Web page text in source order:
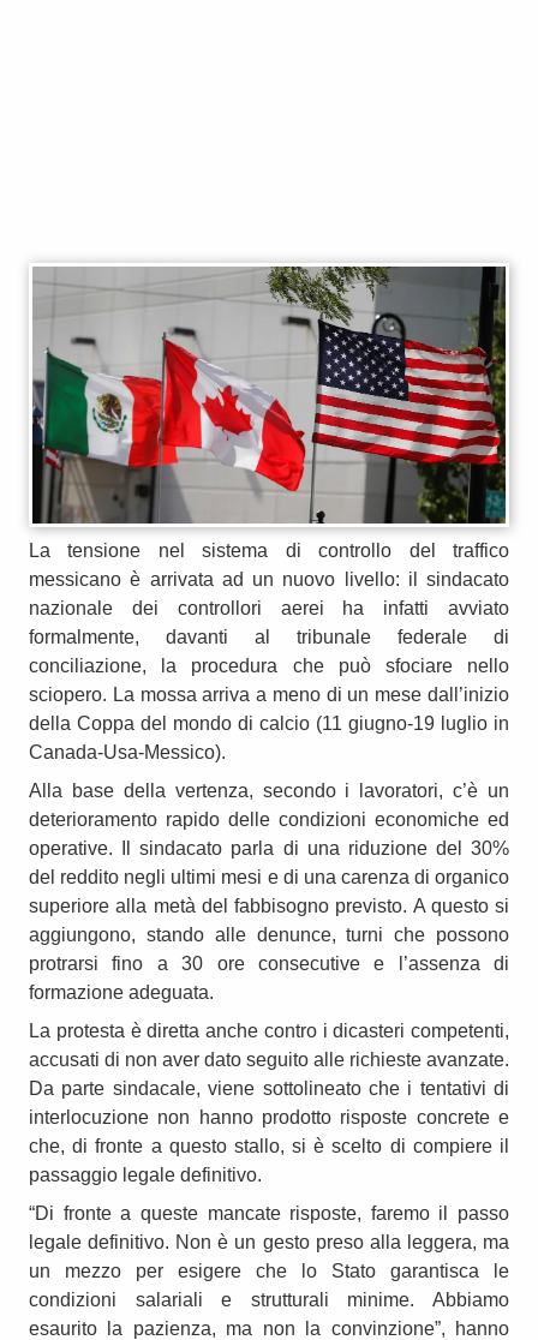
La tensione nel sistema di controllo del traffico
messicano è arrivata ad un nuovo livello: il sindacato
nazionale dei controllori aerei ha infatti avviato
formalmente, davanti al tribunale federale di
conciliazione, la procedura che può sfociare nello
sciopero. La mossa arriva a meno di un mese dall’inizio
della Coppa del mondo di calcio (11 giugno-19 luglio in
Canada-Usa-Messico).
Alla base della vertenza, secondo i lavoratori, c’è un
deterioramento rapido delle condizioni economiche ed
operative. Il sindacato parla di una riduzione del 30%
del reddito negli ultimi mesi e di una carenza di organico
superiore alla metà del fabbisogno previsto. A questo si
aggiungono, stando alle denunce, turni che possono
protrarsi fino a 30 ore consecutive e l’assenza di
formazione adeguata.
La protesta è diretta anche contro i dicasteri competenti,
accusati di non aver dato seguito alle richieste avanzate.
Da parte sindacale, viene sottolineato che i tentativi di
interlocuzione non hanno prodotto risposte concrete e
che, di fronte a questo stallo, si è scelto di compiere il
passaggio legale definitivo.
“Di fronte a queste mancate risposte, faremo il passo
legale definitivo. Non è un gesto preso alla leggera, ma
un mezzo per esigere che lo Stato garantisca le
condizioni salariali e strutturali minime. Abbiamo
esaurito la pazienza, ma non la convinzione”, hanno